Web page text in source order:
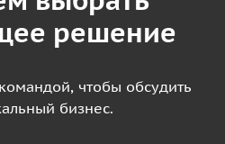
решение
чтобы обсудить
бизнес.